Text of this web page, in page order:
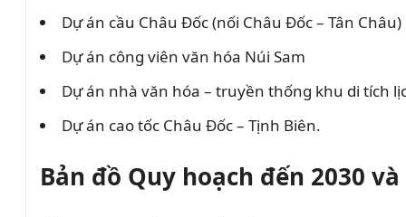
Dự án cầu Châu Đốc (nối Châu Đốc – Tân Châu)
Dự án công viên văn hóa Núi Sam
Dự án nhà văn hóa – truyền thống khu di tích
Dự án cao tốc Châu Đốc – Tịnh Biên.
Bản đồ Quy hoạch đến 2030